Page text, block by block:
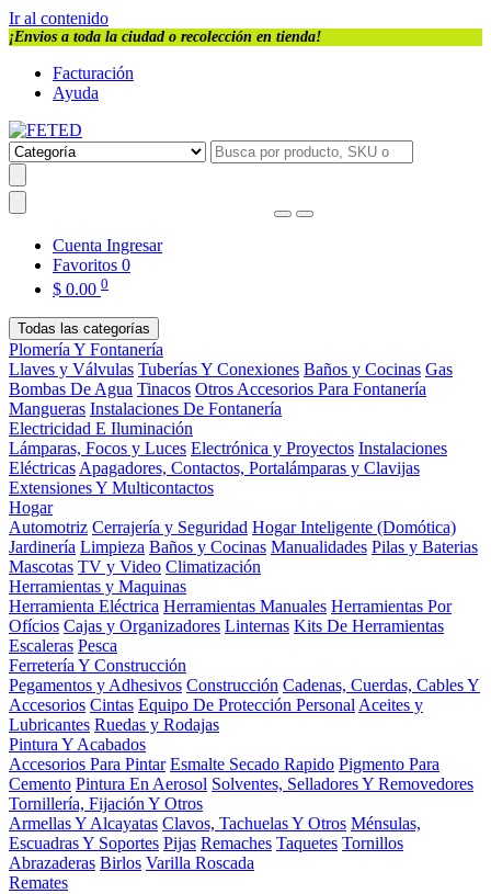
Ir al contenido
¡Envios a toda la ciudad o recolección en tienda!
Facturación
Ayuda
Cuenta Ingresar
Favoritos 0
$ 0.00 0
Todas las categorías
Plomería Y Fontanería
Llaves y Válvulas Tuberías Y Conexiones Baños y Cocinas Gas
Bombas De Agua Tinacos Otros Accesorios Para Fontanería
Mangueras Instalaciones De Fontanería
Electricidad E Iluminación
Lámparas, Focos y Luces Electrónica y Proyectos Instalaciones
Eléctricas Apagadores, Contactos, Portalámparas y Clavijas
Extensiones Y Multicontactos
Hogar
Automotriz Cerrajería y Seguridad Hogar Inteligente (Domótica)
Jardinería Limpieza Baños y Cocinas Manualidades Pilas y Baterias
Mascotas TV y Video Climatización
Herramientas y Maquinas
Herramienta Eléctrica Herramientas Manuales Herramientas Por
Ofícios Cajas y Organizadores Linternas Kits De Herramientas
Escaleras Pesca
Ferretería Y Construcción
Pegamentos y Adhesivos Construcción Cadenas, Cuerdas, Cables Y
Accesorios Cintas Equipo De Protección Personal Aceites y
Lubricantes Ruedas y Rodajas
Pintura Y Acabados
Accesorios Para Pintar Esmalte Secado Rapido Pigmento Para
Cemento Pintura En Aerosol Solventes, Selladores Y Removedores
Tornillería, Fijación Y Otros
Armellas Y Alcayatas Clavos, Tachuelas Y Otros Ménsulas,
Escuadras Y Soportes Pijas Remaches Taquetes Tornillos
Abrazaderas Birlos Varilla Roscada
Remates